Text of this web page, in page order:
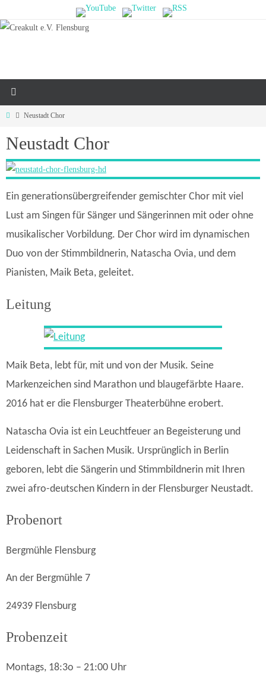
Inhalt
HomeNeustadt Chor
Neustadt Chor
Ein generationsübergreifender gemischter Chor mit viel
Lust am Singen für Sänger und Sängerinnen mit oder ohne
musikalischer Vorbildung. Der Chor wird im dynamischen
Duo von der Stimmbildnerin, Natascha Ovia, und dem
Pianisten, Maik Beta, geleitet.
Leitung
Maik Beta, lebt für, mit und von der Musik. Seine
Markenzeichen sind Marathon und blaugefärbte Haare.
2016 hat er die Flensburger Theaterbühne erobert.
Natascha Ovia ist ein Leuchtfeuer an Begeisterung und
Leidenschaft in Sachen Musik. Ursprünglich in Berlin
geboren, lebt die Sängerin und Stimmbildnerin mit Ihren
zwei afro-deutschen Kindern in der Flensburger Neustadt.
Probenort
Bergmühle Flensburg
An der Bergmühle 7
24939 Flensburg
Probenzeit
Montags, 18:3o – 21:00 Uhr